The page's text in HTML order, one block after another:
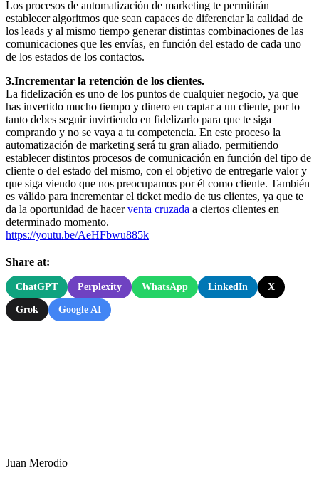
Los procesos de automatización de marketing te permitirán
establecer algoritmos que sean capaces de diferenciar la calidad de
los leads y al mismo tiempo generar distintas combinaciones de las
comunicaciones que les envías, en función del estado de cada uno
de los estados de los contactos.
3.Incrementar la retención de los clientes.
La fidelización es uno de los puntos de cualquier negocio, ya que
has invertido mucho tiempo y dinero en captar a un cliente, por lo
tanto debes seguir invirtiendo en fidelizarlo para que te siga
comprando y no se vaya a tu competencia. En este proceso la
automatización de marketing será tu gran aliado, permitiendo
establecer distintos procesos de comunicación en función del tipo de
cliente o del estado del mismo, con el objetivo de entregarle valor y
que siga viendo que nos preocupamos por él como cliente. También
es válido para incrementar el ticket medio de tus clientes, ya que te
da la oportunidad de hacerventa cruzada a ciertos clientes en
determinado momento.
https://youtu.be/AeHFbwu885k
Share at:
ChatGPT Perplexity WhatsApp LinkedIn X
Grok Google AI
Juan Merodio